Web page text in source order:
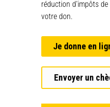
réduction d’impôts
votre don.
Je donne en
Envoyer un